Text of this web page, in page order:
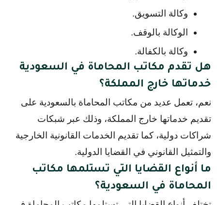
وكالة التسويق.
الوكالة بالوقف.
وكالة بالكفالة.
هل تقدم مكاتب المحاماة في السعودية
خدماتها خارج المملكة؟
نعم، تعمل عديد من مكاتب المحاماة بالسعودية على
تقديم خدماتها خارج المملكة، وذلك عبر شبكات
شراكات دولية، كما تقديم الخدمات القانونية الخارجية
والتمثيل القانوني في القضايا الدولية.
ما أنواع القضايا التي تستلمها مكاتب
المحاماة في السعودية؟